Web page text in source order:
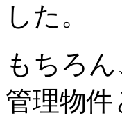
した。
もちろ
管理物